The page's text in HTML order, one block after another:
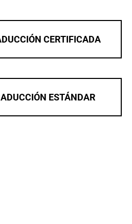
CERTIFICADA
ESTÁNDAR